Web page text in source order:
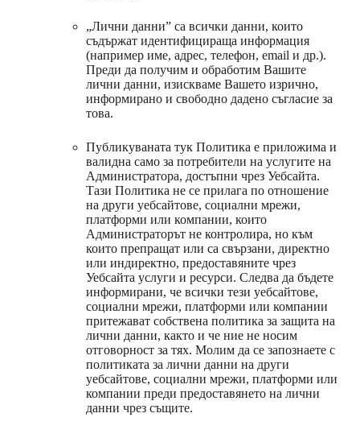
„Лични данни” са всички данни, които
съдържат идентифицираща информация
(например име, адрес, телефон, email и др.).
Преди да получим и обработим Вашите
лични данни, изискваме Вашето изрично,
информирано и свободно дадено съгласие за
това.
Публикуваната тук Политика е приложима и
валидна само за потребители на услугите на
Администратора, достъпни чрез Уебсайта.
Тази Политика не се прилага по отношение
на други уебсайтове, социални мрежи,
платформи или компании, които
Администраторът не контролира, но към
които препращат или са свързани, директно
или индиректно, предоставяните чрез
Уебсайта услуги и ресурси. Следва да бъдете
информирани, че всички тези уебсайтове,
социални мрежи, платформи или компании
притежават собствена политика за защита на
лични данни, както и че ние не носим
отговорност за тях. Молим да се запознаете с
политиката за лични данни на други
уебсайтове, социални мрежи, платформи или
компании преди предоставянето на лични
данни чрез същите.